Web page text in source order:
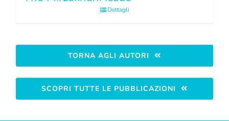
Dettagli
TORNA AGLI AUTORI
SCOPRI TUTTE LE PUBBLICAZIONI